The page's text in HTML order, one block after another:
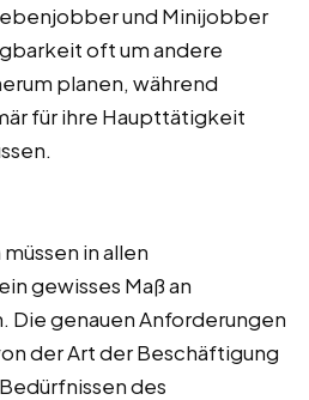
und Minijobber
oft um andere
planen, während
für ihre Haupttätigkeit
in allen
gewisses Maß an
Die genauen Anforderungen
der Art der Beschäftigung
des